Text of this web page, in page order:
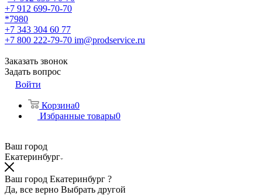
+7 912 699-70-70
*7980
+7 343 304 60 77
+7 800 222-79-70 im@prodservice.ru
Заказать звонок
Задать вопрос
Войти
Корзина0
Избранные товары0
Ваш город
Екатеринбург
Ваш город Екатеринбург ?
Да, все верно Выбрать другой